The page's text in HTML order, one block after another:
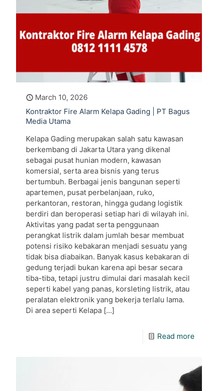
March 10, 2026
Kontraktor Fire Alarm Kelapa Gading | PT Bagus
Media Utama
Kelapa Gading merupakan salah satu kawasan
berkembang di Jakarta Utara yang dikenal
sebagai pusat hunian modern, kawasan
komersial, serta area bisnis yang terus
bertumbuh. Berbagai jenis bangunan seperti
apartemen, pusat perbelanjaan, ruko,
perkantoran, restoran, hingga gudang logistik
berdiri dan beroperasi setiap hari di wilayah ini.
Aktivitas yang padat serta penggunaan
perangkat listrik dalam jumlah besar membuat
potensi risiko kebakaran menjadi sesuatu yang
tidak bisa diabaikan. Banyak kasus kebakaran di
gedung terjadi bukan karena api besar secara
tiba-tiba, tetapi justru dimulai dari masalah kecil
seperti kabel yang panas, korsleting listrik, atau
peralatan elektronik yang bekerja terlalu lama.
Di area seperti Kelapa […]
Read more